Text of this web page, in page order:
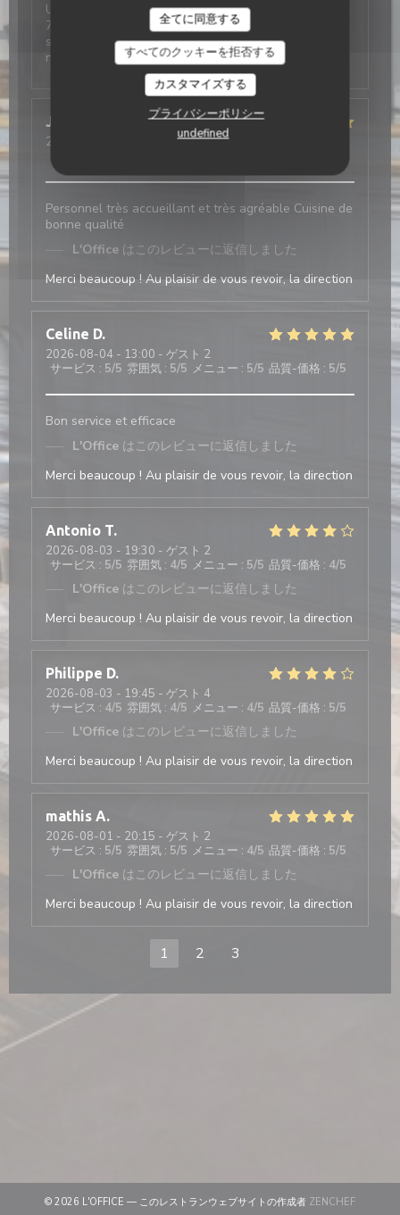
全てに同意する
すべてのクッキーを拒否する
カスタマイズする
プライバシーポリシー
undefined
Une × 2 + 1 bon moment, passé ensemble en famille,
7 × un accueil toujours aussi agréable de belles
surprises, en vain et toujours un choix variés au
niveau de La Carte, restauration
Juliette
2026-08-03
- 19:30 - ゲスト 7
Personnel très accueillant et très agréable Cuisine de
bonne qualité
L'Office はこのレビューに返信しました
Merci beaucoup ! Au plaisir de vous revoir, la direction
Celine D
2026-08-04 - 13:00 - ゲスト 2
サービス : 5/5 雰囲気 : 5/5 メニュー : 5/5 品質-価格 : 5/5
Bon service et efficace
L'Office はこのレビューに返信しました
Merci beaucoup ! Au plaisir de vous revoir, la direction
Antonio T
2026-08-03 - 19:30 - ゲスト 2
サービス : 5/5 雰囲気 : 4/5 メニュー : 5/5 品質-価格 : 4/5
L'Office はこのレビューに返信しました
Merci beaucoup ! Au plaisir de vous revoir, la direction
Philippe D
2026-08-03 - 19:45 - ゲスト 4
サービス : 4/5 雰囲気 : 4/5 メニュー : 4/5 品質-価格 : 5/5
L'Office はこのレビューに返信しました
Merci beaucoup ! Au plaisir de vous revoir, la direction
mathis A
2026-08-01 - 20:15 - ゲスト 2
サービス : 5/5 雰囲気 : 5/5 メニュー : 4/5 品質-価格 : 5/5
L'Office はこのレビューに返信しました
Merci beaucoup ! Au plaisir de vous revoir, la direction
1 2 3
© 2026 L'OFFICE — このレストランウェブサイトの作成者 ZENCHEF((新しい